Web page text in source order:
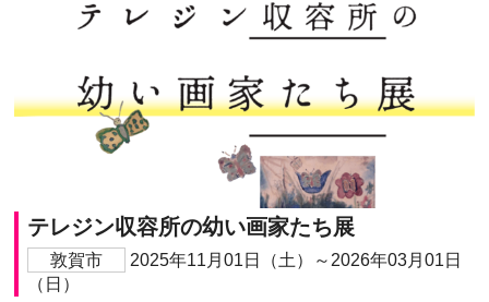
テレジン収容所の幼い画家たち展
敦賀市
2025年11月01日（土）～2026年03月01日
（日）